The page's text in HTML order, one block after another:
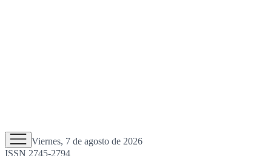
Viernes, 7 de agosto de 2026
ISSN 2745-2794